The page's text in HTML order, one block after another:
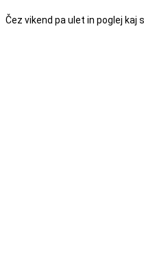
Čez vikend pa ulet in poglej kaj